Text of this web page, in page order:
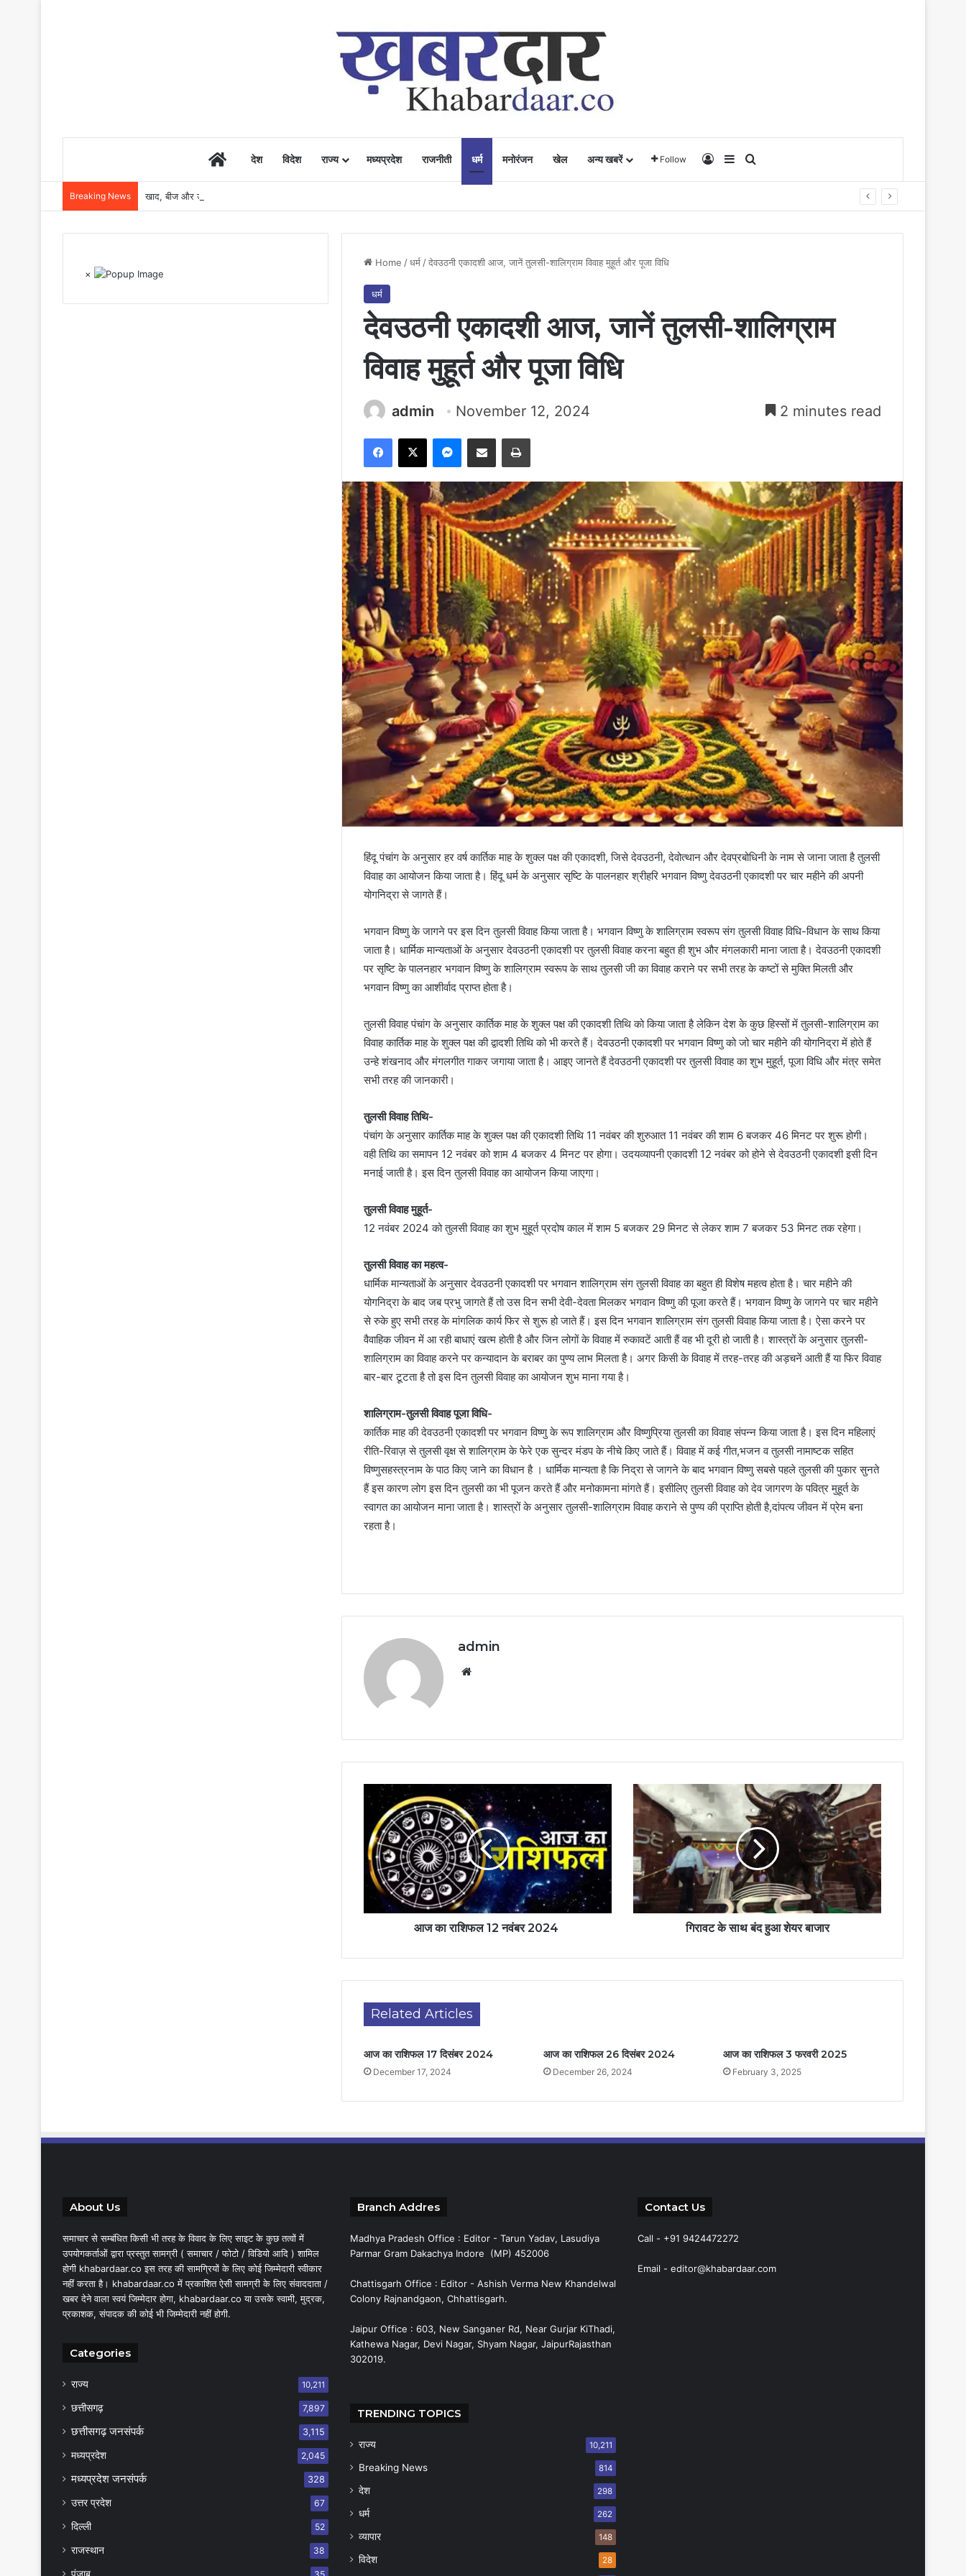
Homeदेश विदेश राज्य मध्यप्रदेश राजनीती धर्म मनोरंजन खेल अन्य खबरें Follow Log InSidebar
Breaking News खाद, बीज और उर्वरकों की समय पर उपलब्धता से किसानों में उत्साह, नैनो डीएपी और नैनो यूरिया बने किसानों के भरोसेमंद कृषि साथी…..
Home /धर्म /देवउठनी एकादशी आज, जानें तुलसी-शालिग्राम विवाह मुहूर्त और पूजा विधि
धर्म
देवउठनी एकादशी आज, जानें तुलसी-शालिग्राम
विवाह मुहूर्त और पूजा विधि
admin November 12, 2024 2 minutes read
Facebook
X Messenger
Share via Email Print
हिंदू पंचांग के अनुसार हर वर्ष कार्तिक माह के शुक्ल पक्ष की एकादशी, जिसे देवउठनी, देवोत्थान और देवप्रबोधिनी के नाम से जाना जाता है तुलसी
विवाह का आयोजन किया जाता है। हिंदू धर्म के अनुसार सृष्टि के पालनहार श्रीहरि भगवान विष्णु देवउठनी एकादशी पर चार महीने की अपनी
योगनिद्रा से जागते हैं।
भगवान विष्णु के जागने पर इस दिन तुलसी विवाह किया जाता है। भगवान विष्णु के शालिग्राम स्वरूप संग तुलसी विवाह विधि-विधान के साथ किया
जाता है। धार्मिक मान्यताओं के अनुसार देवउठनी एकादशी पर तुलसी विवाह करना बहुत ही शुभ और मंगलकारी माना जाता है। देवउठनी एकादशी
पर सृष्टि के पालनहार भगवान विष्णु के शालिग्राम स्वरूप के साथ तुलसी जी का विवाह कराने पर सभी तरह के कष्टों से मुक्ति मिलती और
भगवान विष्णु का आशीर्वाद प्राप्त होता है।
तुलसी विवाह पंचांग के अनुसार कार्तिक माह के शुक्ल पक्ष की एकादशी तिथि को किया जाता है लेकिन देश के कुछ हिस्सों में तुलसी-शालिग्राम का
विवाह कार्तिक माह के शुक्ल पक्ष की द्वादशी तिथि को भी करते हैं। देवउठनी एकादशी पर भगवान विष्णु को जो चार महीने की योगनिद्रा में होते हैं
उन्हे शंखनाद और मंगलगीत गाकर जगाया जाता है। आइए जानते हैं देवउठनी एकादशी पर तुलसी विवाह का शुभ मुहूर्त, पूजा विधि और मंत्र समेत
सभी तरह की जानकारी।
तुलसी विवाह तिथि-
पंचांग के अनुसार कार्तिक माह के शुक्ल पक्ष की एकादशी तिथि 11 नवंबर की शुरुआत 11 नवंबर की शाम 6 बजकर 46 मिनट पर शुरू होगी।
वही तिथि का समापन 12 नवंबर को शाम 4 बजकर 4 मिनट पर होगा। उदयव्यापनी एकादशी 12 नवंबर को होने से देवउठनी एकादशी इसी दिन
मनाई जाती है। इस दिन तुलसी विवाह का आयोजन किया जाएगा।
तुलसी विवाह मुहूर्त-
12 नवंबर 2024 को तुलसी विवाह का शुभ मुहूर्त प्रदोष काल में शाम 5 बजकर 29 मिनट से लेकर शाम 7 बजकर 53 मिनट तक रहेगा।
तुलसी विवाह का महत्व-
धार्मिक मान्यताओं के अनुसार देवउठनी एकादशी पर भगवान शालिग्राम संग तुलसी विवाह का बहुत ही विशेष महत्व होता है। चार महीने की
योगनिद्रा के बाद जब प्रभु जागते हैं तो उस दिन सभी देवी-देवता मिलकर भगवान विष्णु की पूजा करते हैं। भगवान विष्णु के जागने पर चार महीने
से रुके हुए सभी तरह के मांगलिक कार्य फिर से शुरू हो जाते हैं। इस दिन भगवान शालिग्राम संग तुलसी विवाह किया जाता है। ऐसा करने पर
वैवाहिक जीवन में आ रही बाधाएं खत्म होती है और जिन लोगों के विवाह में रुकावटें आती हैं वह भी दूरी हो जाती है। शास्त्रों के अनुसार तुलसी-
शालिग्राम का विवाह करने पर कन्यादान के बराबर का पुण्य लाभ मिलता है। अगर किसी के विवाह में तरह-तरह की अड़चनें आती हैं या फिर विवाह
बार-बार टूटता है तो इस दिन तुलसी विवाह का आयोजन शुभ माना गया है।
शालिग्राम-तुलसी विवाह पूजा विधि-
कार्तिक माह की देवउठनी एकादशी पर भगवान विष्णु के रूप शालिग्राम और विष्णुप्रिया तुलसी का विवाह संपन्न किया जाता है। इस दिन महिलाएं
रीति-रिवाज़ से तुलसी वृक्ष से शालिग्राम के फेरे एक सुन्दर मंडप के नीचे किए जाते हैं। विवाह में कई गीत,भजन व तुलसी नामाष्टक सहित
विष्णुसहस्त्रनाम के पाठ किए जाने का विधान है । धार्मिक मान्यता है कि निद्रा से जागने के बाद भगवान विष्णु सबसे पहले तुलसी की पुकार सुनते
हैं इस कारण लोग इस दिन तुलसी का भी पूजन करते हैं और मनोकामना मांगते हैं। इसीलिए तुलसी विवाह को देव जागरण के पवित्र मुहूर्त के
स्वागत का आयोजन माना जाता है। शास्त्रों के अनुसार तुलसी-शालिग्राम विवाह कराने से पुण्य की प्राप्ति होती है,दांपत्य जीवन में प्रेम बना
रहता है।
admin
आज का राशिफल 12 नवंबर 2024 गिरावट के साथ बंद हुआ शेयर बाजार
Related Articles
आज का राशिफल 17 दिसंबर 2024
December 17, 2024
आज का राशिफल 26 दिसंबर 2024
December 26, 2024
आज का राशिफल 3 फरवरी 2025
February 3, 2025
×
About Us
समाचार से सम्बंधित किसी भी तरह के विवाद के लिए साइट के कुछ तत्वों में
उपयोगकर्ताओं द्वारा प्रस्तुत सामग्री ( समाचार / फोटो / विडियो आदि ) शामिल
होगी khabardaar.co इस तरह की सामग्रियों के लिए कोई जिम्मेदारी स्वीकार
नहीं करता है। khabardaar.co में प्रकाशित ऐसी सामग्री के लिए संवाददाता /
खबर देने वाला स्वयं जिम्मेदार होगा, khabardaar.co या उसके स्वामी, मुद्रक,
प्रकाशक, संपादक की कोई भी जिम्मेदारी नहीं होगी.
Categories
राज्य 10,211
छत्तीसगढ़ 7,897
छत्तीसगढ़ जनसंपर्क 3,115
मध्यप्रदेश 2,045
मध्यप्रदेश जनसंपर्क 328
उत्तर प्रदेश 67
दिल्ली 52
राजस्थान 38
पंजाब
Branch Addres
Madhya Pradesh Office : Editor - Tarun Yadav, Lasudiya
Parmar Gram Dakachya Indore (MP) 452006
Chattisgarh Office : Editor - Ashish Verma New Khandelwal
Colony Rajnandgaon, Chhattisgarh.
Jaipur Office : 603, New Sanganer Rd, Near Gurjar KiThadi,
Kathewa Nagar, Devi Nagar, Shyam Nagar, JaipurRajasthan
302019.
TRENDING TOPICS
राज्य 10,211
Breaking News 814
देश 298
धर्म 262
व्यापार 148
विदेश 28
Contact Us
Call - +91 9424472272
Email - editor@khabardaar.com